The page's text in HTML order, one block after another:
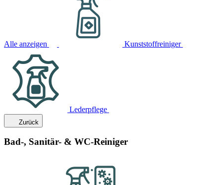
Alle anzeigen Kunststoffreiniger
Lederpflege
Zurück
Bad-, Sanitär- & WC-Reiniger